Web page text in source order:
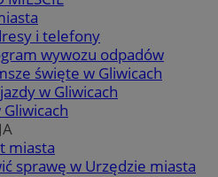
i telefony
wywozu odpadów
święte w Gliwicach
w Gliwicach
miasta
sprawę w Urzędzie miasta